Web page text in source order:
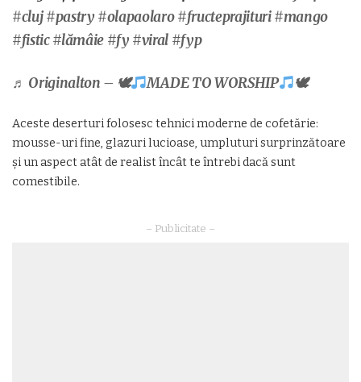
#cluj #pastry #olapaolaro #fructeprajituri #mango
#fistic #lămâie #fy #viral #fyp
♬ Originalton – 🕊 MADE TO WORSHIP 🕊
Aceste deserturi folosesc tehnici moderne de cofetărie:
mousse-uri fine, glazuri lucioase, umpluturi surprinzătoare
și un aspect atât de realist încât te întrebi dacă sunt
comestibile.
– Publicitate –